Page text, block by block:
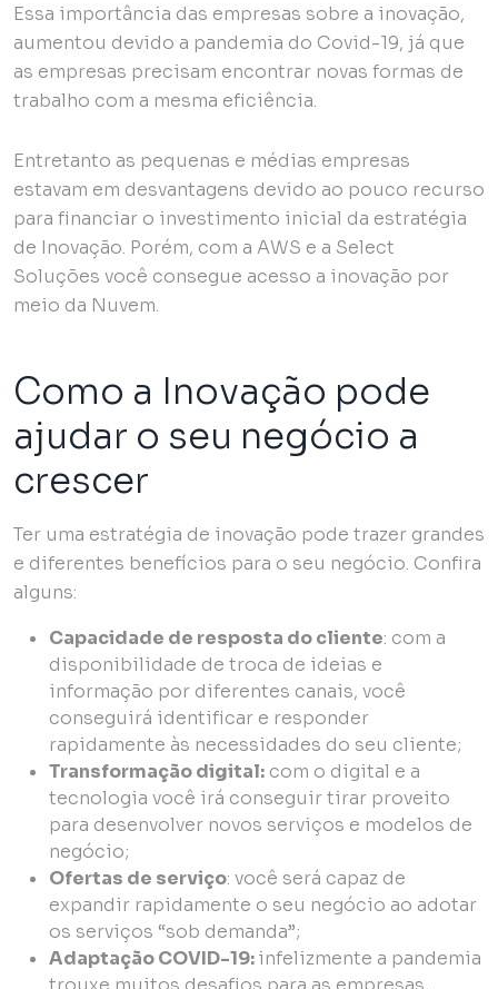
Essa importância das empresas sobre a inovação,
aumentou devido a pandemia do Covid-19, já que
as empresas precisam encontrar novas formas de
trabalho com a mesma eficiência.
Entretanto as pequenas e médias empresas
estavam em desvantagens devido ao pouco recurso
para financiar o investimento inicial da estratégia
de Inovação. Porém, com a AWS e a Select
Soluções você consegue acesso a inovação por
meio da Nuvem.
Como a Inovação pode
ajudar o seu negócio a
crescer
Ter uma estratégia de inovação pode trazer grandes
e diferentes benefícios para o seu negócio. Confira
alguns:
Capacidade de resposta do cliente: com a
disponibilidade de troca de ideias e
informação por diferentes canais, você
conseguirá identificar e responder
rapidamente às necessidades do seu cliente;
Transformação digital: com o digital e a
tecnologia você irá conseguir tirar proveito
para desenvolver novos serviços e modelos de
negócio;
Ofertas de serviço: você será capaz de
expandir rapidamente o seu negócio ao adotar
os serviços “sob demanda”;
Adaptação COVID-19:infelizmente a pandemia